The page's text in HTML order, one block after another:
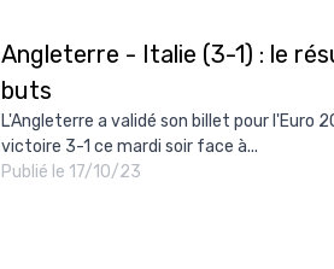
Angleterre - Italie (3-1) : le
buts
L'Angleterre a validé son billet pour l'Euro
victoire 3-1 ce mardi soir face à...
Publié le 17/10/23